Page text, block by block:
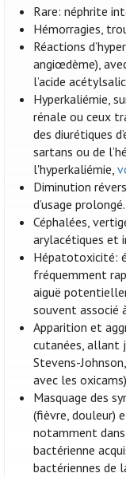
Rare: néphrite
Hémorragies,
Réactions
angiœdème),
l’acide
Hyperkaliémie,
rénale ou ceux
des diurétiques
sartans ou de
l'hyperkaliémie,
Diminution
d’usage prolongé.
Céphalées,
arylacétiques et
Hépatotoxicité:
fréquemment
aiguë
souvent associé
Apparition et
cutanées, allant
Stevens-
avec les
Masquage des
(fièvre, douleur)
notamment
bactérienne
bactériennes de